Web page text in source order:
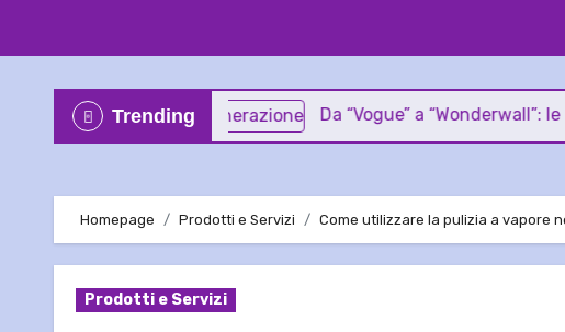
Trending Da “Vogue” a “Wonderwall”: le hit
Homepage Prodotti e Servizi Come utilizzare la pulizia a vapore
Prodotti e Servizi